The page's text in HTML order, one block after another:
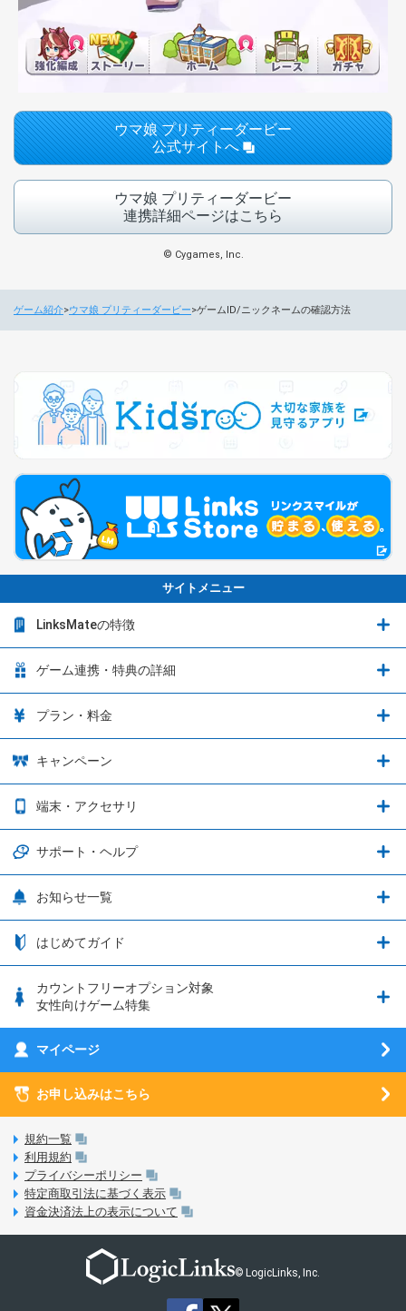
ウマ娘 プリティーダービー
公式サイトへ
ウマ娘 プリティーダービー
連携詳細ページはこちら
© Cygames, Inc.
ゲーム紹介 ウマ娘 プリティーダービー ゲームID/ニックネームの確認方法
サイトメニュー
LinksMateの特徴
LinksMateの特徴
音声通話料金がもっとオトクに
データ通信容量繰り越し
通信エリアと通信速度状況
つながる端末保証
フィルタリングアプリ
5G回線オプションについて
LINE年齢認証について
LinksStoreについて
ゲーム連携・特典の詳細
ゲーム連携・特典の詳細
ブレイブソード×ブレイズソウル
ウマ娘 プリティーダービー
プリンセスコネクト！Re:Dive
釣り★スタ
ウマスクについて
プラン・料金
プラン・料金
3種類のSIMタイプ
日割り計算
キャンペーン
お得なキャンペーン実施中！
OPPO端末購入キャンペーン第5弾
端末・アクセサリ
端末・アクセサリ
iPhone利用について
動作確認済み端末一覧
サポート・ヘルプ
サポート・ヘルプ
nanoSIM･microSIM･通常SIMの初期設定方法
eSIMの初期設定方法
MVNOのギモンを解消！
3Dセキュアについて
未成年者の方のご契約
通信制限について
動作確認済み端末一覧
お知らせ一覧
お知らせ一覧
はじめてガイド
はじめてガイド
SIMサービスについて
SIMロック解除ガイド
LinksMateのサービスについて
LPについて
おすすめプラン
お申し込み方法
カウントフリーオプション対象
女性向けゲーム特集
刀剣乱舞-ONLINE- Pocket
あんさんぶるスターズ！！Music
マイページ
お申し込みはこちら
規約一覧
利用規約
プライバシーポリシー
特定商取引法に基づく表示
資金決済法上の表示について
© LogicLinks, Inc.